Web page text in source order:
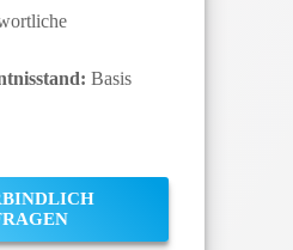
Basis